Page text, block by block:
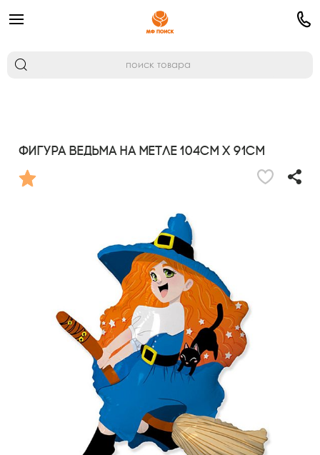
Фигура Ведьма на метле 104см х 91см